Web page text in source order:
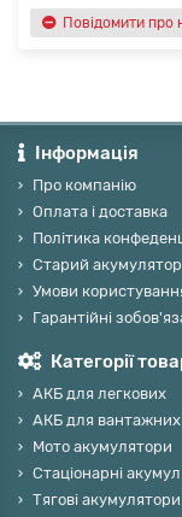
Повідомити про
Інформація
Про компанію
Оплата і доставка
Політика
Старий
Умови
Гарантійні
Категорії
АКБ для легкових
АКБ для вантажних
Мото акумулятори
Стаціонарні
Тягові акумулятори